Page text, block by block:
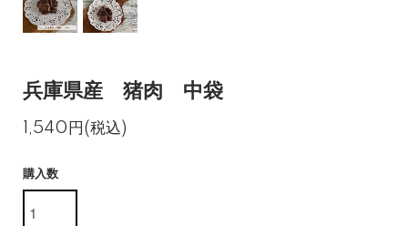
兵庫県産 猪肉 中袋
1,540円(税込)
購入数